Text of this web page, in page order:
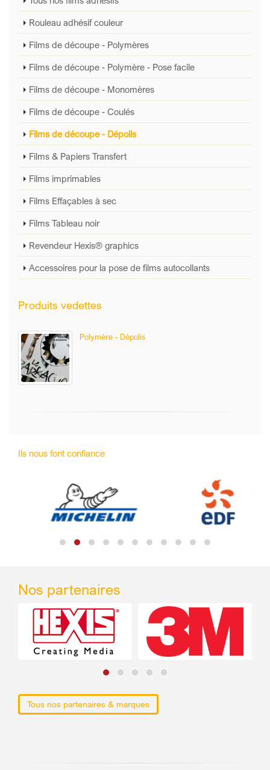
Rouleau adhésif couleur
Films de découpe - Polymères
Films de découpe - Polymère - Pose facile
Films de découpe - Monomères
Films de découpe - Coulés
Films de découpe - Dépolis
Films & Papiers Transfert
Films imprimables
Films Effaçables à sec
Films Tableau noir
Revendeur Hexis® graphics
Accessoires pour la pose de films autocollants
Produits vedettes
Polymère - Dépolis
Ils nous font confiance
Nos partenaires
Tous nos partenaires & marques